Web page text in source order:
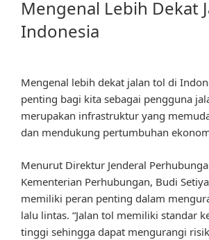
Mengenal Lebih Dekat
Indonesia
Mengenal lebih dekat jalan tol di
penting bagi kita sebagai pengguna
merupakan infrastruktur yang
dan mendukung pertumbuhan
Menurut Direktur Jenderal
Kementerian Perhubungan, Budi
memiliki peran penting dalam
lalu lintas. “Jalan tol memiliki standar
tinggi sehingga dapat mengurangi